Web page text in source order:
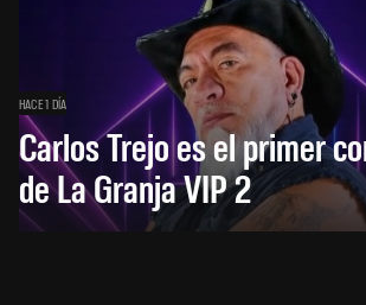
HACE 1 DÍA
Carlos Trejo es el primer
de La Granja VIP 2